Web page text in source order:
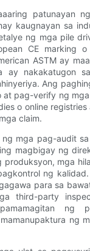
patunayan
kaugnayan sa
ng mga pile
CE marking
ASTM ay
ay nakakatugon
Ang
at pag-verify ng
o online
claim.
ng mga pag-audit
magbigay ng
produksyon, mga
ng
para sa
third-party
ng
ng